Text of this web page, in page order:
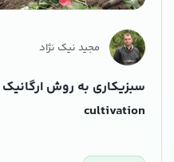
مجید نیک نژاد
cultivation